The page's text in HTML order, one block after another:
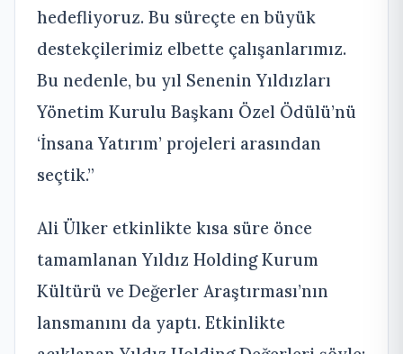
hedefliyoruz. Bu süreçte en büyük
destekçilerimiz elbette çalışanlarımız.
Bu nedenle, bu yıl Senenin Yıldızları
Yönetim Kurulu Başkanı Özel Ödülü’nü
‘İnsana Yatırım’ projeleri arasından
seçtik.”
Ali Ülker etkinlikte kısa süre önce
tamamlanan Yıldız Holding Kurum
Kültürü ve Değerler Araştırması’nın
lansmanını da yaptı. Etkinlikte